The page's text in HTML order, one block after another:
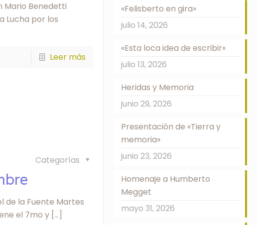
Mario Benedetti
Lucha por los
Leer más
Categorías
de la Fuente Martes
el 7mo y […]
«Felisberto en gira»
julio 14, 2026
«Esta loca idea de escribir»
julio 13, 2026
Heridas y Memoria
junio 29, 2026
Presentación de «Tierra y
memoria»
junio 23, 2026
Homenaje a Humberto
Megget
mayo 31, 2026